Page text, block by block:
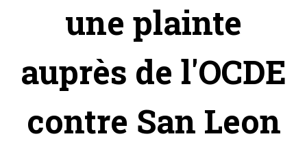
une plainte
auprès de l'OCDE
contre San Leon